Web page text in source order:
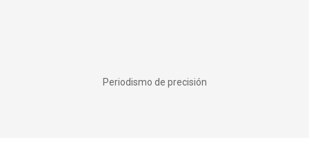
Periodismo de precisión